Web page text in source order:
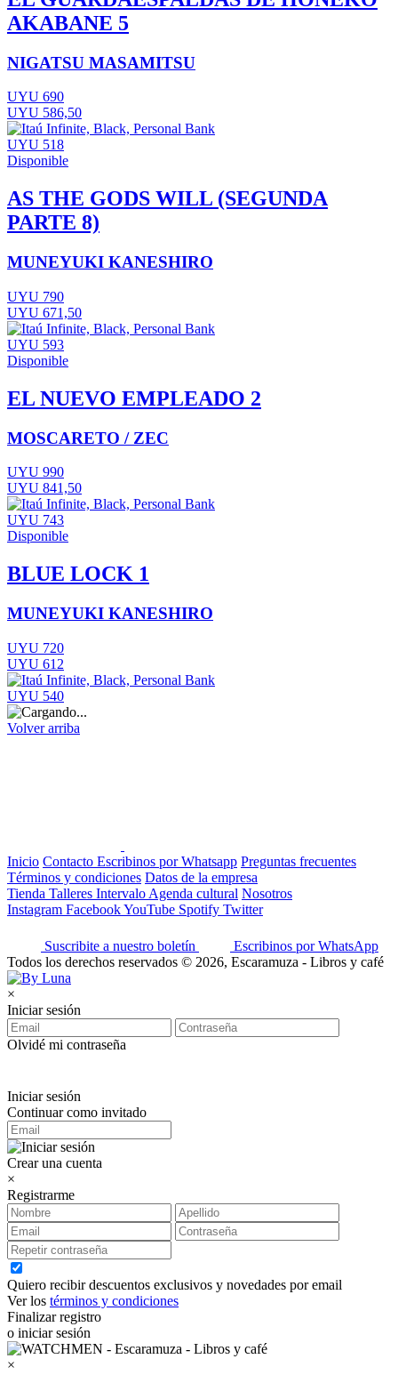
AKABANE 5
NIGATSU MASAMITSU
UYU 690
UYU 586,50
UYU 518
Disponible
AS THE GODS WILL (SEGUNDA
PARTE 8)
MUNEYUKI KANESHIRO
UYU 790
UYU 671,50
UYU 593
Disponible
EL NUEVO EMPLEADO 2
MOSCARETO / ZEC
UYU 990
UYU 841,50
UYU 743
Disponible
BLUE LOCK 1
MUNEYUKI KANESHIRO
UYU 720
UYU 612
UYU 540
Volver arriba
Inicio Contacto Escribinos por Whatsapp Preguntas frecuentes
Términos y condiciones Datos de la empresa
Tienda Talleres Intervalo Agenda cultural Nosotros
Instagram FacebookYouTube Spotify Twitter
Suscribite a nuestro boletín
Escribinos por WhatsApp
Todos los derechos reservados © 2026, Escaramuza - Libros y café
×
Iniciar sesión
Olvidé mi contraseña
Iniciar sesión
Continuar como invitado
Crear una cuenta
×
Registrarme
Quiero recibir descuentos exclusivos y novedades por email
Ver los términos y condiciones
Finalizar registro
o iniciar sesión
×